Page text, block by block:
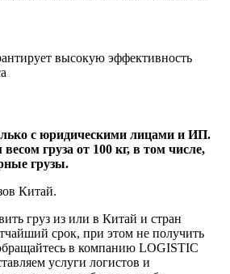
высокую эффективность
с юридическими лицами и ИП.
груза от 100 кг, в том числе,
грузы.
Китай.
груз из или в Китай и стран
срок, при этом не получить
в компанию LOGISTIC
услуги логистов и